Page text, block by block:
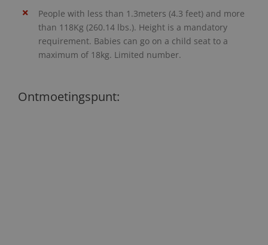
People with less than 1.3meters (4.3 feet) and more
than 118Kg (260.14 lbs.). Height is a mandatory
requirement. Babies can go on a child seat to a
maximum of 18kg. Limited number.
Ontmoetingspunt: